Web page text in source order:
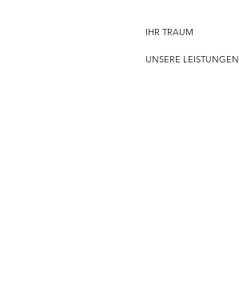
IHR TRAUM
UNSERE LEISTUNGEN